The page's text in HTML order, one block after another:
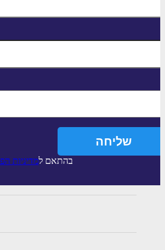
בהתאם למדיניות